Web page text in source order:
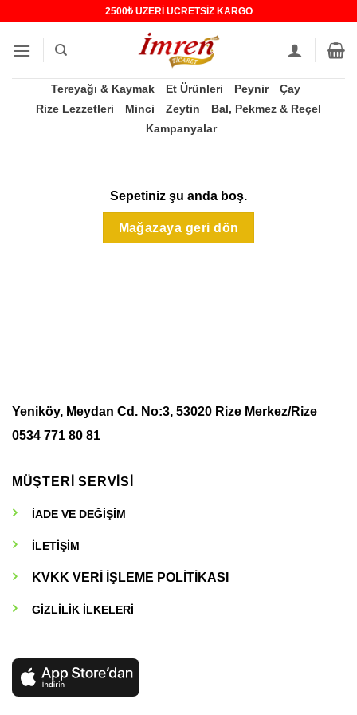
2500₺ ÜZERİ ÜCRETSİZ KARGO
Tereyağı & Kaymak Et Ürünleri Peynir
Çay
Rize Lezzetleri
Minci Zeytin
Bal, Pekmez & Reçel
Kampanyalar
Sepetiniz şu anda boş.
Mağazaya geri dön
Yeniköy, Meydan Cd. No:3, 53020 Rize Merkez/Rize
0534 771 80 81
MÜŞTERİ SERVİSİ
İADE VE DEĞİŞİM
İLETİŞİM
KVKK VERİ İŞLEME POLİTİKASI
GİZLİLİK İLKELERİ